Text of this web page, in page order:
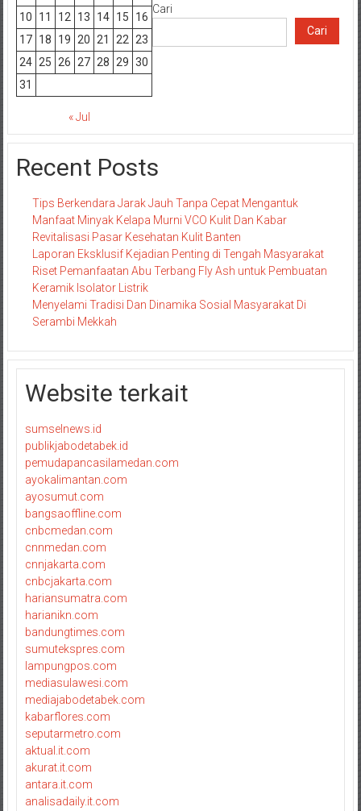
10
11 12 13 14 15
16
17 18 19 20 21 22
23
24 25 26 27 28 29 30
31
« Jul
Cari
Cari
Recent Posts
Tips Berkendara Jarak Jauh Tanpa Cepat Mengantuk
Manfaat Minyak Kelapa Murni VCO Kulit Dan Kabar
Revitalisasi Pasar Kesehatan Kulit Banten
Laporan Eksklusif Kejadian Penting di Tengah Masyarakat
Riset Pemanfaatan Abu Terbang Fly Ash untuk Pembuatan
Keramik Isolator Listrik
Menyelami Tradisi Dan Dinamika Sosial Masyarakat Di
Serambi Mekkah
Website terkait
sumselnews.id
publikjabodetabek.id
pemudapancasilamedan.com
ayokalimantan.com
ayosumut.com
bangsaoffline.com
cnbcmedan.com
cnnmedan.com
cnnjakarta.com
cnbcjakarta.com
hariansumatra.com
harianikn.com
bandungtimes.com
sumutekspres.com
lampungpos.com
mediasulawesi.com
mediajabodetabek.com
kabarflores.com
seputarmetro.com
aktual.it.com
akurat.it.com
antara.it.com
analisadaily.it.com